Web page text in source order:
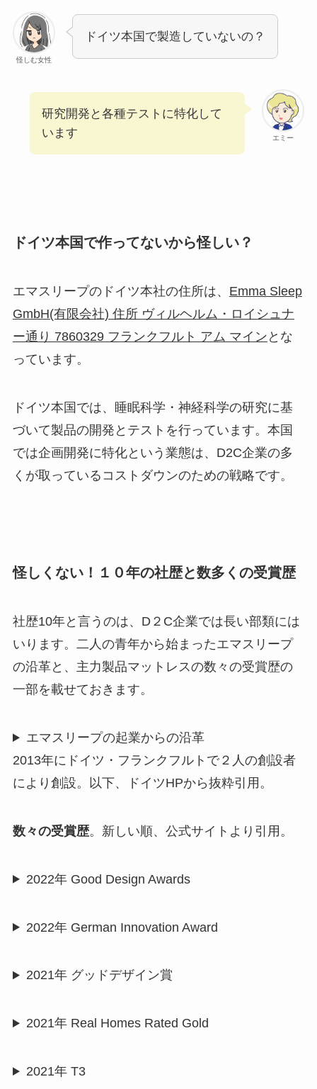
怪しむ女性
ドイツ本国で製造していないの？
エミー
研究開発と各種テストに特化して
います
ドイツ本国で作ってないから怪しい？
エマスリープのドイツ本社の住所は、 Emma Sleep
GmbH(有限会社) 住所 ヴィルヘルム・ロイシュナ
ー通り 7860329 フランクフルト アム マイン とな
っています。
ドイツ本国では、睡眠科学・神経科学の研究に基
づいて製品の開発とテストを行っています。本国
では企画開発に特化という業態は、D2C企業の多
くが取っているコストダウンのための戦略です。
怪しくない！１０年の社歴と数多くの受賞歴
社歴10年と言うのは、D２C企業では長い部類には
いります。二人の青年から始まったエマスリープ
の沿革と、主力製品マットレスの数々の受賞歴の
一部を載せておきます。
エマスリープの起業からの沿革
2013年にドイツ・フランクフルトで２人の創設者
により創設。以下、ドイツHPから抜粋引用。
数々の受賞歴。新しい順、公式サイトより引用。
2022年 Good Design Awards
2022年 German Innovation Award
2021年 グッドデザイン賞
2021年 Real Homes Rated Gold
2021年 T3